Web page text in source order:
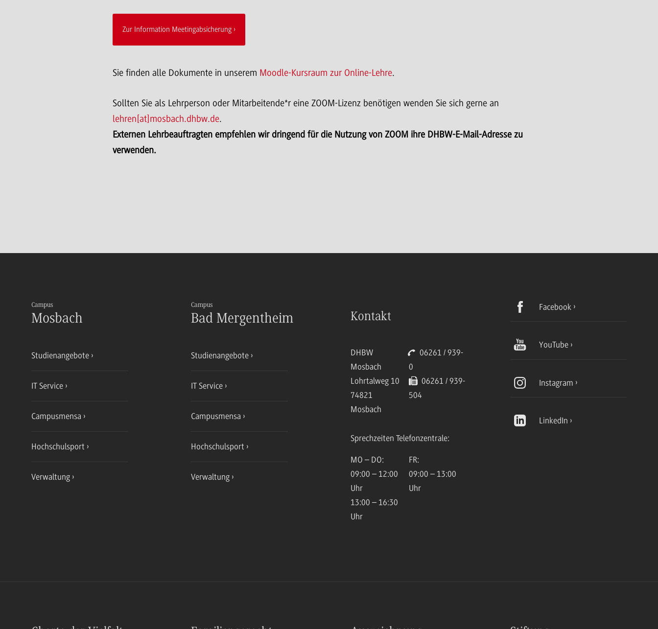
Zur Information Meetingabsicherung
Sie finden alle Dokumente in unserem Moodle-Kursraum zur Online-Lehre.
Sollten Sie als Lehrperson oder Mitarbeitende*r eine ZOOM-Lizenz benötigen wenden Sie sich gerne an
lehren[at]mosbach.dhbw.de.
Externen Lehrbeauftragten empfehlen wir dringend für die Nutzung von ZOOM ihre DHBW-E-Mail-Adresse zu
verwenden.
Campus
Mosbach
Studienangebote
IT Service
Campusmensa
Hochschulsport
Verwaltung
Campus
Bad Mergentheim
Studienangebote
IT Service
Campusmensa
Hochschulsport
Verwaltung
Kontakt
DHBW
Mosbach
Lohrtalweg 10
74821
Mosbach
06261 / 939-
0
06261 / 939-
504
Sprechzeiten Telefonzentrale:
MO – DO:
09:00 – 12:00
Uhr
13:00 – 16:30
Uhr
FR:
09:00 – 13:00
Uhr
Facebook
YouTube
Instagram
LinkedIn